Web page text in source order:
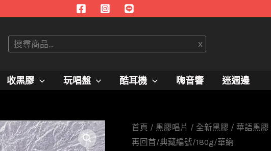
搜
x
收黑膠 玩唱盤 酷耳機 嗨音響 迷週邊
首頁 / 黑膠唱片 / 全新黑膠 /華語黑膠
再回首/典藏編號/180g/華納